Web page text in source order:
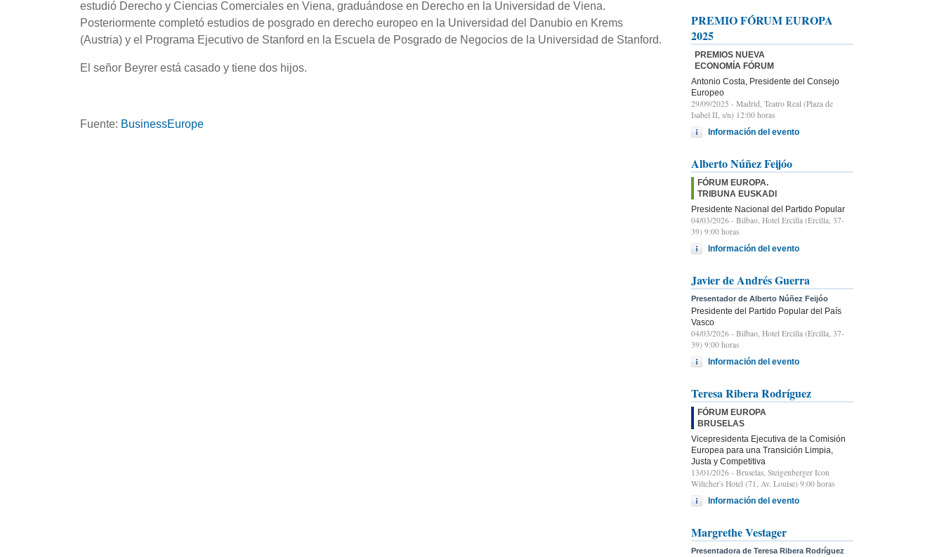
estudió Derecho y Ciencias Comerciales en Viena, graduándose en Derecho en la Universidad de Viena.
Posteriormente completó estudios de posgrado en derecho europeo en la Universidad del Danubio en Krems
(Austria) y el Programa Ejecutivo de Stanford en la Escuela de Posgrado de Negocios de la Universidad de Stanford.
El señor Beyrer está casado y tiene dos hijos.
Fuente: BusinessEurope
PREMIO FÓRUM EUROPA
2025
PREMIOS NUEVA
ECONOMÍA FÓRUM
Antonio Costa, Presidente del Consejo
Europeo
29/09/2025 - Madrid, Teatro Real (Plaza de
Isabel II, s/n) 12:00 horas
Información del evento
Alberto Núñez Feijóo
FÓRUM EUROPA.
TRIBUNA EUSKADI
Presidente Nacional del Partido Popular
04/03/2026 - Bilbao, Hotel Ercilla (Ercilla, 37-
39) 9:00 horas
Información del evento
Javier de Andrés Guerra
Presentador de Alberto Núñez Feijóo
Presidente del Partido Popular del País
Vasco
04/03/2026 - Bilbao, Hotel Ercilla (Ercilla, 37-
39) 9:00 horas
Información del evento
Teresa Ribera Rodríguez
FÓRUM EUROPA
BRUSELAS
Vicepresidenta Ejecutiva de la Comisión
Europea para una Transición Limpia,
Justa y Competitiva
13/01/2026 - Bruselas, Steigenberger Icon
Wiltcher's Hotel (71, Av. Louise) 9:00 horas
Información del evento
Margrethe Vestager
Presentadora de Teresa Ribera Rodríguez